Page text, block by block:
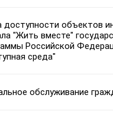
доступности объектов
"Жить вместе"
Российской
среда"
обслуживание